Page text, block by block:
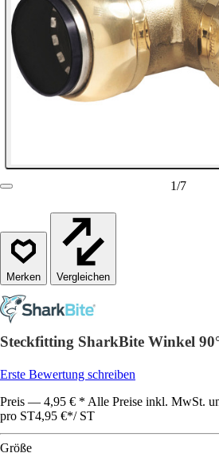
1/7
Vergleichen
Steckfitting SharkBite Winkel
Erste Bewertung schreiben
Preis — 4,95 € * Alle Preise inkl. MwSt.
pro ST4,95 €*/ ST
Größe